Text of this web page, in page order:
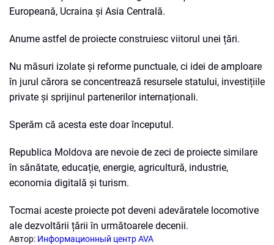
Europeană, Ucraina și Asia Centrală.
Anume astfel de proiecte construiesc viitorul unei țări.
Nu măsuri izolate și reforme punctuale, ci idei de amploare
în jurul cărora se concentrează resursele statului, investițiile
private și sprijinul partenerilor internaționali.
Sperăm că acesta este doar începutul.
Republica Moldova are nevoie de zeci de proiecte similare
în sănătate, educație, energie, agricultură, industrie,
economia digitală și turism.
Tocmai aceste proiecte pot deveni adevăratele locomotive
ale dezvoltării țării în următoarele decenii.
Автор: Информационный центр AVA